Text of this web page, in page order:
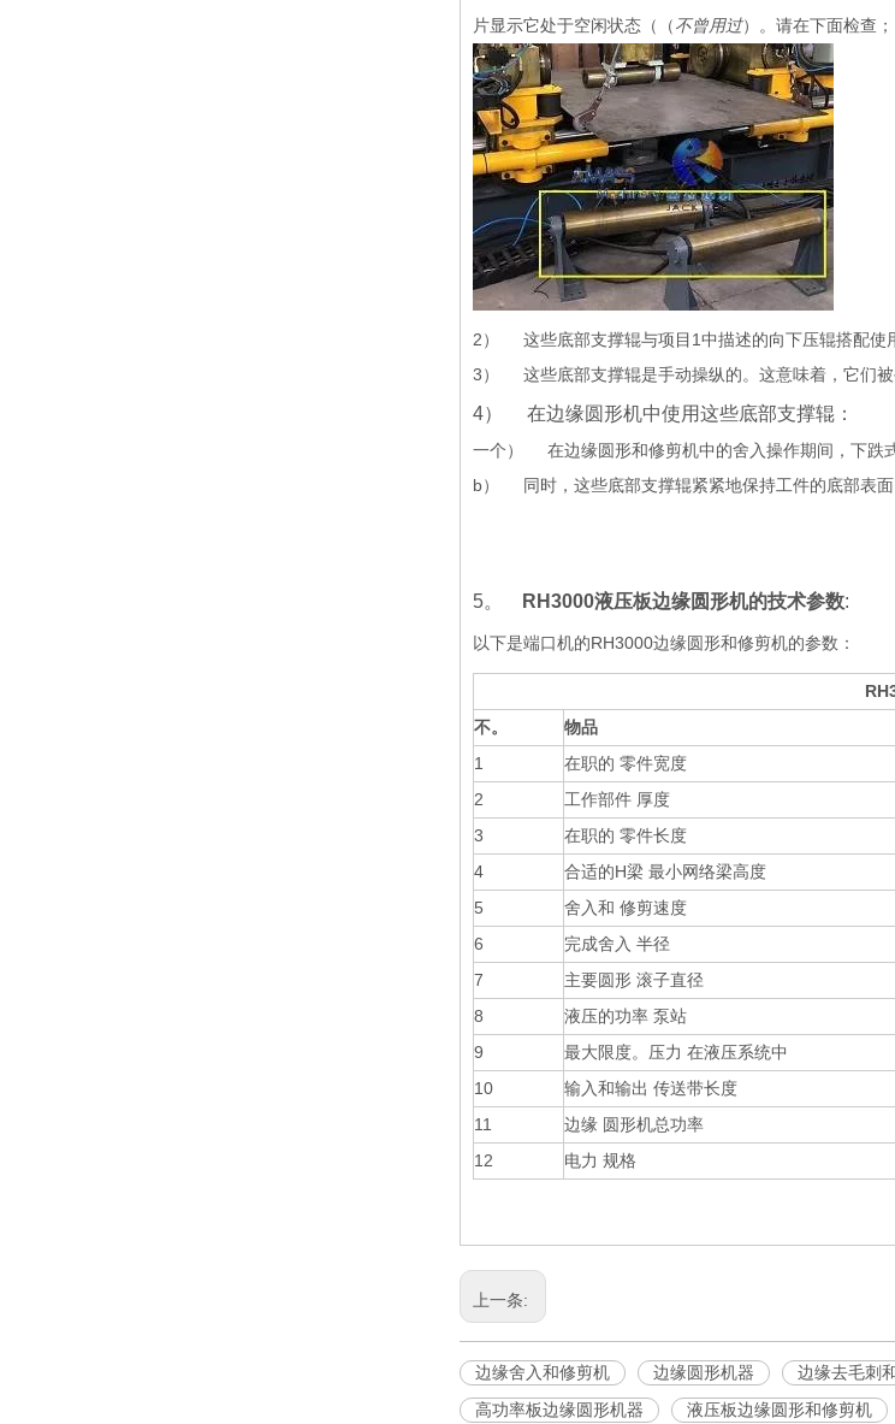
片显示它处于空闲状态（（不曾用过）。请在下面检查；
2） 这些底部支撑辊与项目1中描述的向下压辊搭配使
3） 这些底部支撑辊是手动操纵的。这意味着，它们被
4） 在边缘圆形机中使用这些底部支撑辊：
一个） 在边缘圆形和修剪机中的舍入操作期间，下跌
b） 同时，这些底部支撑辊紧紧地保持工件的底部表面
5。 RH3000液压板边缘圆形机的技术参数:
以下是端口机的RH3000边缘圆形和修剪机的参数：
不。
物品
1
在职的 零件宽度
2
工作部件 厚度
3
在职的 零件长度
4
合适的H梁 最小网络梁高度
5
舍入和 修剪速度
6
完成舍入 半径
7
主要圆形 滚子直径
8
液压的功率 泵站
9
最大限度。压力 在液压系统中
10
输入和输出 传送带长度
11
边缘 圆形机总功率
12
电力 规格
上一条:
边缘舍入和修剪机 边缘圆形机器 边缘去毛刺
高功率板边缘圆形机器
液压板边缘圆形和修剪机